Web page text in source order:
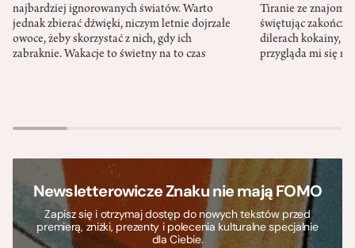
najbardziej ignorowanych światów. Warto
jednak zbierać dźwięki, niczym letnie dojrzałe
owoce, żeby skorzystać z nich, gdy ich
zabraknie. Wakacje to świetny na to czas
Tiranie ze
świętując
dilerach kokainy,
przygląda mi się
Newsletterowicze Znaku nie mają FOMO
Zapisz się i otrzymaj dostęp do nowych tekstów przed
premierą, zniżki, prezenty i polecenia kulturalne specjalnie
dla Ciebie.